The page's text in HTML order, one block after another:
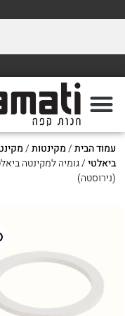
לראות!
/מקינטות/מקינטות
למקינטה ביאלטי ונוס